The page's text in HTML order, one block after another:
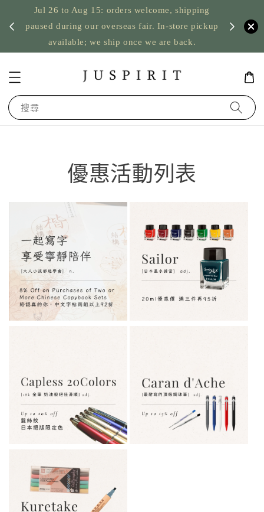
Jul 26 to Aug 15: orders welcome, shipping
paused during our overseas fair. In-store pickup
available; we ship once we are back.
US
搜尋
優惠活動列表